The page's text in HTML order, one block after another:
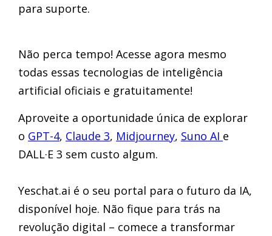
para suporte.
Não perca tempo! Acesse agora mesmo
todas essas tecnologias de inteligência
artificial oficiais e gratuitamente!
Aproveite a oportunidade única de explorar
o GPT-4, Claude 3, Midjourney, Suno AI e
DALL·E 3 sem custo algum.
Yeschat.ai é o seu portal para o futuro da IA,
disponível hoje. Não fique para trás na
revolução digital – comece a transformar